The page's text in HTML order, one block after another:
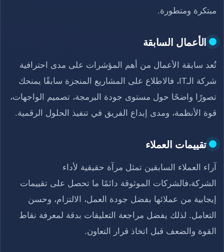
مبتكرة ومتطورة.
الأعمال السابقة
تُعد سابقة الأعمال من أهم المؤشرات على مدى احترافية
شركة الـIT، فالاطلاع على المشاريع المنجزة سابقًا يمنحك
تصورًا واضحًا حول مستوى جودة البرمجة، تصميم الواجهات،
قوة الأنظمة، ومدى إبداع الفريق في تنفيذ الحلول الرقمية.
تقييمات العملاء
آراء العملاء السابقين تمثل مرآة حقيقية لأداء
الشركة،فالشركات الموثوقة دائمًا ما تحصل على تقييمات
إيجابية من عملائها بفضل جودة العمل، الالتزام، وحسن
التعامل. لذلك يفضل مراجعة التعليقات بدقة لمعرفة نقاط
القوة والضعف قبل اتخاذ قرار التعاون.